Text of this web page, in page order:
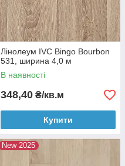
Лінолеум IVC Bingo Bourbon
531, ширина 4,0 м
В наявності
348,40 ₴/кв.м
Купити
New 2025